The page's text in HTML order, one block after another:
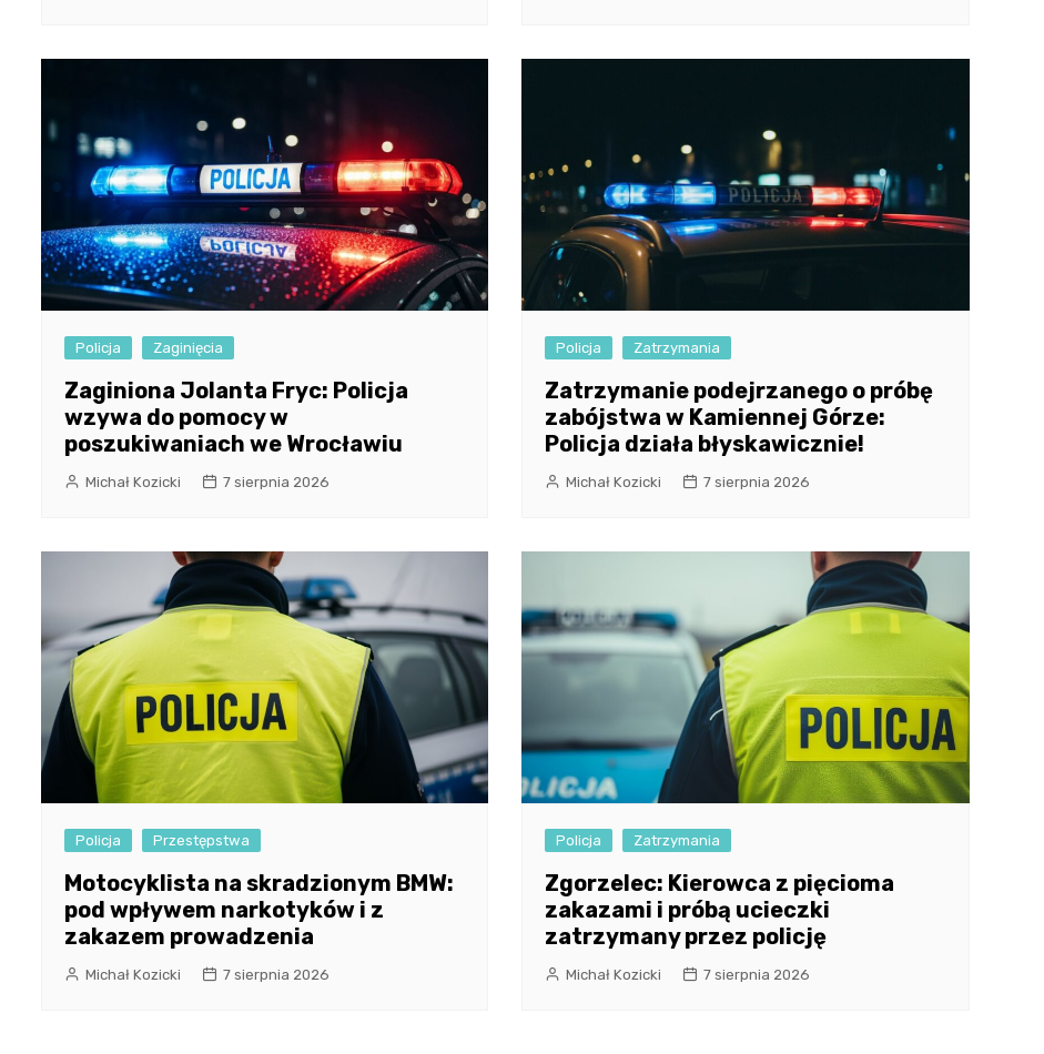
Policja Zaginięcia
Zaginiona Jolanta Fryc: Policja
wzywa do pomocy w
poszukiwaniach we Wrocławiu
Michał Kozicki 7 sierpnia 2026
Policja Zatrzymania
Zatrzymanie podejrzanego o próbę
zabójstwa w Kamiennej Górze:
Policja działa błyskawicznie!
Michał Kozicki 7 sierpnia 2026
Policja Przestępstwa
Motocyklista na skradzionym BMW:
pod wpływem narkotyków i z
zakazem prowadzenia
Michał Kozicki 7 sierpnia 2026
Policja Zatrzymania
Zgorzelec: Kierowca z pięcioma
zakazami i próbą ucieczki
zatrzymany przez policję
Michał Kozicki 7 sierpnia 2026